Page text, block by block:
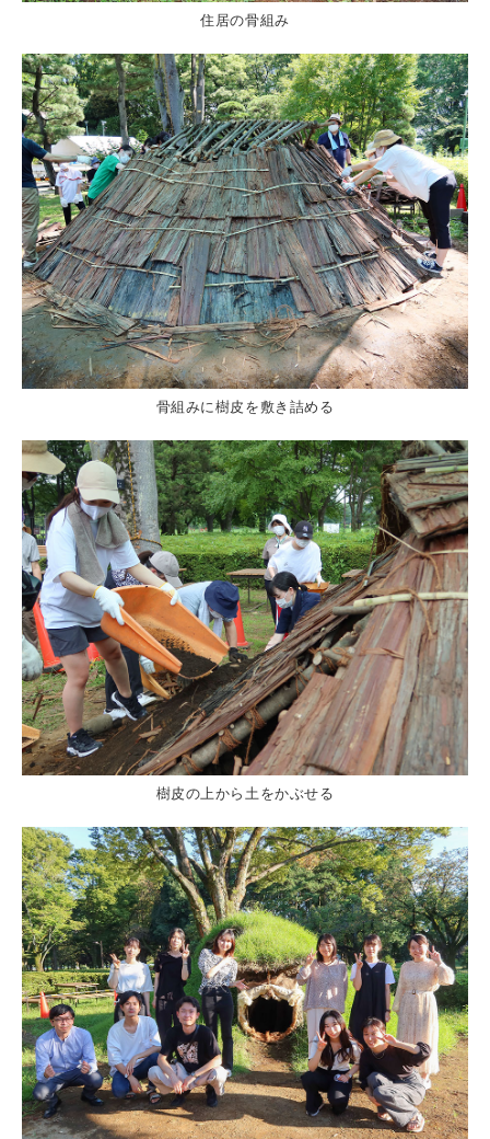
住居の骨組み
骨組みに樹皮を敷き詰める
樹皮の上から土をかぶせる